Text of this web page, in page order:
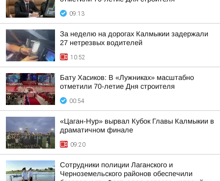
09:13
За неделю на дорогах Калмыкии задержали
27 нетрезвых водителей
10:52
Бату Хасиков: В «Лужниках» масштабно
отметили 70-летие Дня строителя
00:54
«Цаган-Нур» вырвал Кубок Главы Калмыкии в
драматичном финале
09:20
Сотрудники полиции Лаганского и
Черноземельского районов обеспечили